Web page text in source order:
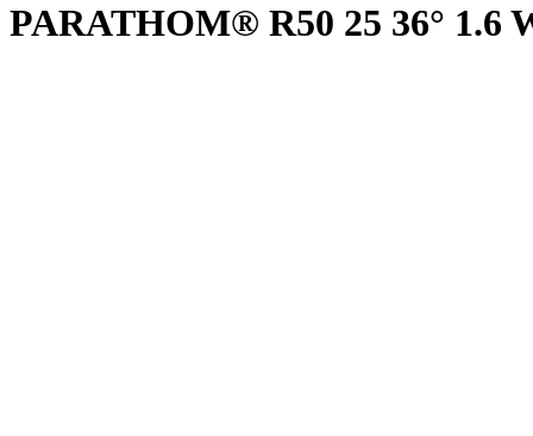
PARATHOM® R50 25 36° 1.6